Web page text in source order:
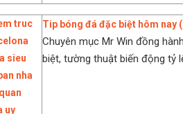
Tip bóng đá đặc biệt hôm nay
Chuyên mục Mr Win đồng
biệt, tường thuật biến động tỷ